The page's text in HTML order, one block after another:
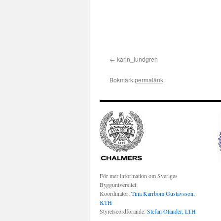
karin_lundgren
Bokmärkpermalänk.
För mer information om Sveriges
Bygguniversitet:
Koordinator:Tina Karrbom Gustavsson,
KTH
Styrelseordförande:Stefan Olander, LTH